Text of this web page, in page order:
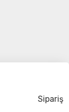
Sipariş